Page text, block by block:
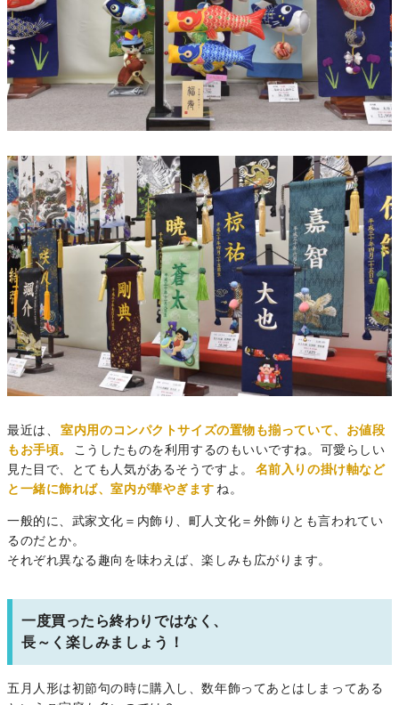
最近は、
室内用のコンパクトサイズの置物も揃っていて、お値段
もお手頃。
こうしたものを利用するのもいいですね。可愛らしい
見た目で、とても人気があるそうですよ。
名前入りの掛け軸など
と一緒に飾れば、室内が華やぎます ね。
一般的に、武家文化＝内飾り、町人文化＝外飾りとも言われてい
るのだとか。
それぞれ異なる趣向を味わえば、楽しみも広がります。
一度買ったら終わりではなく、
長～く楽しみましょう！
五月人形は初節句の時に購入し、数年飾ってあとはしまってある